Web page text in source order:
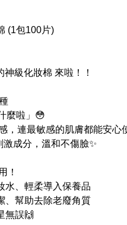
(1包100片)
級化妝棉 來啦！！
麼啦」😳
，連最敏感的肌膚都能安心
成分，溫和不傷臉✨
！
、輕柔導入保養品
幫助去除老廢角質
無誤🙌